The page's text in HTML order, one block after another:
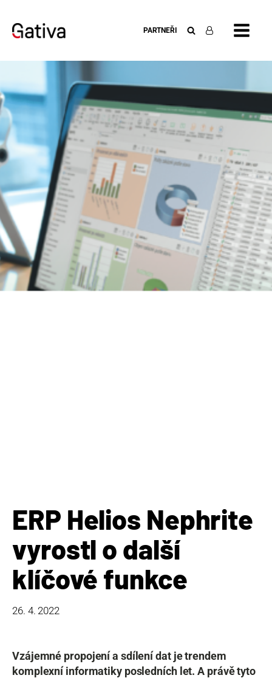
PARTNEŘI
ERP Helios Nephrite
vyrostl o další
klíčové funkce
26. 4. 2022
Vzájemné propojení a sdílení dat je trendem
komplexní informatiky posledních let. A právě tyto